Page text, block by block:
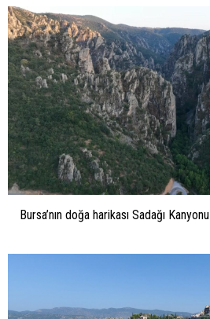
Bursa’nın doğa harikası Sadağı Kanyonu